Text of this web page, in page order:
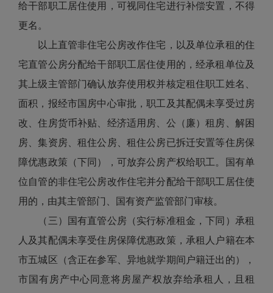
给干部职工居住使用，可视同住宅进行补偿安置，不得
更名。
以上直管非住宅公房改作住宅，以及单位承租的住
宅直管公房分配给干部职工居住使用的，经承租单位及
其上级主管部门确认放弃使用权并核定租住职工姓名、
面积，报经市国房中心审批，职工及其配偶未享受过房
改、住房货币补贴、经济适用房、公（廉）租房、解困
房、集资房、租住公房、租住公房已拆迁安置等住房保
障优惠政策（下同），可放弃公房产权给职工。国有单
位自管的非住宅公房改作住宅并分配给干部职工居住使
用的，由其主管部门、国有资产监管部门审核。
（三）国有直管公房（实行标准租金，下同）承租
人及其配偶未享受住房保障优惠政策，承租人户籍在本
市五城区（含正在参军、异地就学期间户籍迁出的），
市国有房产中心同意将房屋产权放弃给承租人，且租